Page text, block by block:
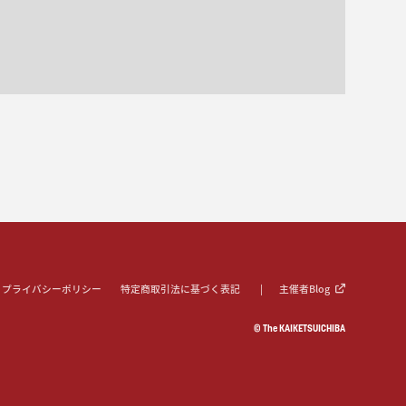
プライバシーポリシー 特定商取引法に基づく表記 主催者Blog
© The KAIKETSUICHIBA